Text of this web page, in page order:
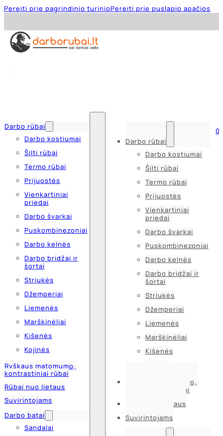
Pereiti prie pagrindinio turinioPereiti prie puslapio apačios
Darbo rūbai
Darbo kostiumai
Šilti rūbai
Termo rūbai
Prijuostės
Vienkartiniai
priedai
Darbo švarkai
Puskombinezoniai
Darbo kelnės
Darbo bridžai ir
šortai
Striukės
Džemperiai
Liemenės
Marškinėliai
Kišenės
Kojinės
Ryškaus matomumo,
kontrastiniai rūbai
Rūbai nuo lietaus
Suvirintojams
Darbo batai
Sandalai
Darbo rūbai
Darbo kostiumai
Šilti rūbai
Termo rūbai
Prijuostės
Vienkartiniai
priedai
Darbo švarkai
Puskombinezoniai
Darbo kelnės
Darbo bridžai ir
šortai
Striukės
Džemperiai
Liemenės
Marškinėliai
Kišenės
Ryškaus matomumo,
kontrastiniai rūbai
Rūbai nuo lietaus
Suvirintojams
0